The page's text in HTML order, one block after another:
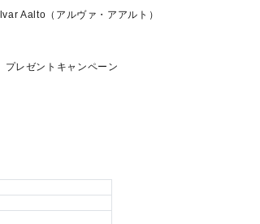
Aalto（アルヴァ・アアルト）
プレゼントキャンペーン